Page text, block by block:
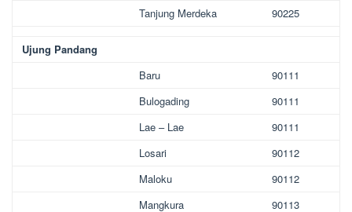
Tanjung Merdeka
90225
Ujung Pandang
Baru
90111
Bulogading
90111
Lae – Lae
90111
Losari
90112
Maloku
90112
Mangkura
90113